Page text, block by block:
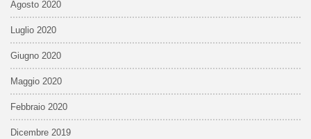
Agosto 2020
Luglio 2020
Giugno 2020
Maggio 2020
Febbraio 2020
Dicembre 2019